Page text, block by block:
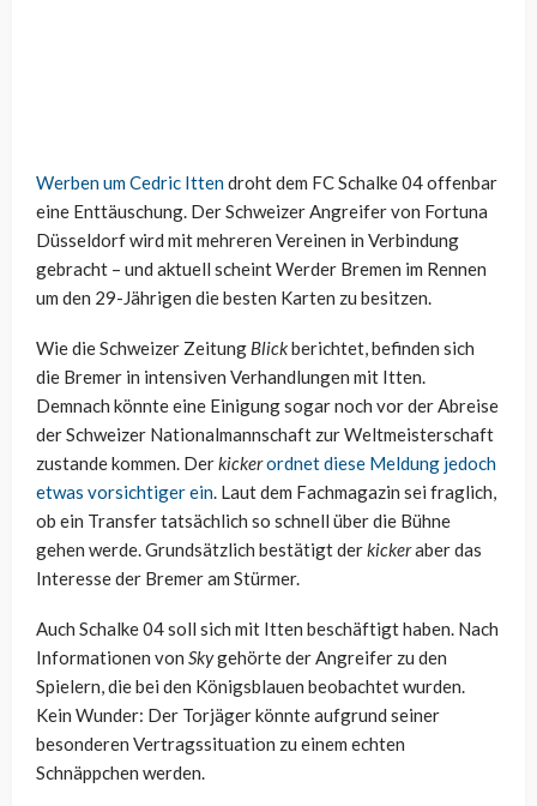
Werben um Cedric Ittendroht dem FC Schalke 04 offenbar
eine Enttäuschung. Der Schweizer Angreifer von Fortuna
Düsseldorf wird mit mehreren Vereinen in Verbindung
gebracht – und aktuell scheint Werder Bremen im Rennen
um den 29-Jährigen die besten Karten zu besitzen.
Wie die Schweizer Zeitung Blickberichtet, befinden sich
die Bremer in intensiven Verhandlungen mit Itten.
Demnach könnte eine Einigung sogar noch vor der Abreise
der Schweizer Nationalmannschaft zur Weltmeisterschaft
zustande kommen. Derkickerordnet diese Meldung jedoch
etwas vorsichtiger ein. Laut dem Fachmagazin sei fraglich,
ob ein Transfer tatsächlich so schnell über die Bühne
gehen werde. Grundsätzlich bestätigt derkickeraber das
Interesse der Bremer am Stürmer.
Auch Schalke 04 soll sich mit Itten beschäftigt haben. Nach
Informationen von Skygehörte der Angreifer zu den
Spielern, die bei den Königsblauen beobachtet wurden.
Kein Wunder: Der Torjäger könnte aufgrund seiner
besonderen Vertragssituation zu einem echten
Schnäppchen werden.